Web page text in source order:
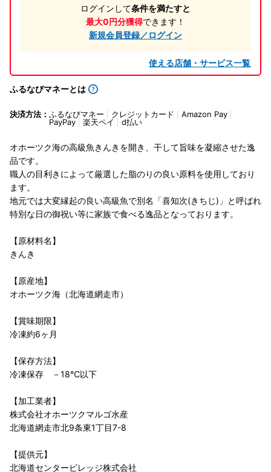
ログインして条件を満たすと
最大0円分獲得できます！
新規会員登録／ログイン
使える店舗・サービス一覧
ふるなびマネーとは
決済方法： ふるなびマネー クレジットカード
Amazon Pay
PayPay
楽天ペイ d払い
オホーツク海の高級魚きんきを開き、干して旨味を凝縮させた逸
品です。
職人の目利きによって厳選した脂のりの良い原料を使用しており
ます。
地元では大変縁起の良い高級魚で別名「喜知次(きちじ)」と呼ばれ
特別な日の御祝い等に家族で食べる逸品となっております。
【原材料名】
きんき
【原産地】
オホーツク海（北海道網走市）
【賞味期限】
冷凍約6ヶ月
【保存方法】
冷凍保存 －18℃以下
【加工業者】
株式会社オホーツクマルゴ水産
北海道網走市北9条東1丁目7-8
【提供元】
北海道センタービレッジ株式会社